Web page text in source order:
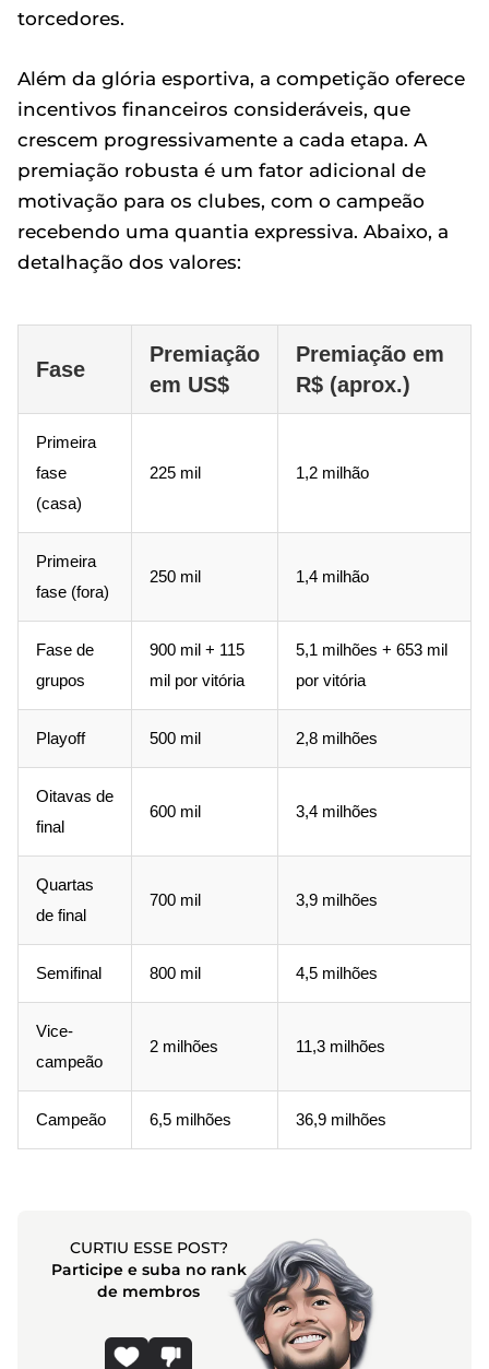
torcedores.
Além da glória esportiva, a competição oferece
incentivos financeiros consideráveis, que
crescem progressivamente a cada etapa. A
premiação robusta é um fator adicional de
motivação para os clubes, com o campeão
recebendo uma quantia expressiva. Abaixo, a
detalhação dos valores:
Fase
Premiação
em US$
Premiação em
R$ (aprox.)
Primeira
fase
(casa)
225 mil 1,2 milhão
Primeira
fase (fora)
250 mil 1,4 milhão
Fase de
grupos
900 mil + 115
mil por vitória
5,1 milhões + 653 mil
por vitória
Playoff 500 mil 2,8 milhões
Oitavas de
final
600 mil 3,4 milhões
Quartas
de final
700 mil 3,9 milhões
Semifinal 800 mil 4,5 milhões
Vice-
campeão
2 milhões 11,3 milhões
Campeão 6,5 milhões 36,9 milhões
CURTIU ESSE POST?
Participe e suba no rank
de membros